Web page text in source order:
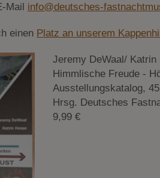
Mail info@deutsches-
einen Platz an unserem
Jeremy DeWaal/ Katrin
Himmlische Freude -
Ausstellungskatalog,
Hrsg. Deutsches
9,99 €